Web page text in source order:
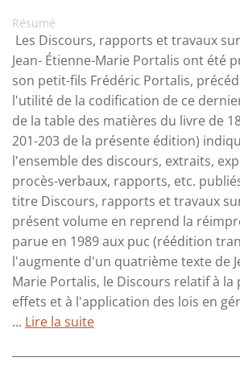
Résumé
Les Discours, rapports et travaux
Jean- Étienne-Marie Portalis ont été
son petit-fils Frédéric Portalis,
l'utilité de la codification de ce
de la table des matières du livre de
201-203 de la présente édition)
l'ensemble des discours, extraits,
procès-verbaux, rapports, etc.
titre Discours, rapports et travaux
présent volume en reprend la
parue en 1989 aux puc (réédition
l'augmente d'un quatrième texte de
Marie Portalis, le Discours relatif à la
effets et à l'application des lois en
... Lire la suite